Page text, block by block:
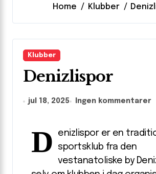
Home Klubber
Klubber
Denizlispor
jul 18, 2025 Ingen kommentarer
D
enizlispor er en
sportsklub fra den
vestanatoliske by